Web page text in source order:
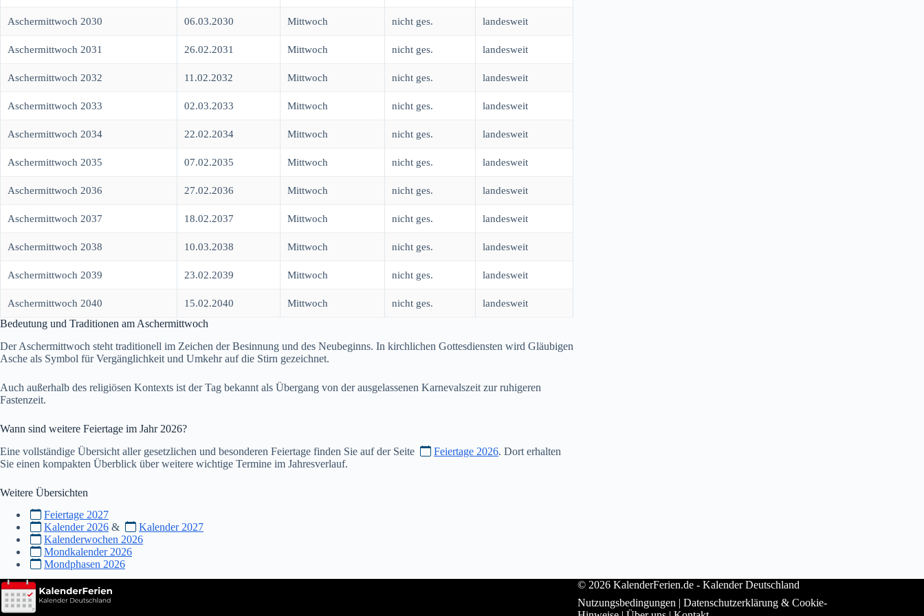
Aschermittwoch 2030 06.03.2030 Mittwoch nicht ges. landesweit
Aschermittwoch 2031 26.02.2031 Mittwoch nicht ges. landesweit
Aschermittwoch 2032 11.02.2032 Mittwoch nicht ges. landesweit
Aschermittwoch 2033 02.03.2033 Mittwoch nicht ges. landesweit
Aschermittwoch 2034 22.02.2034 Mittwoch nicht ges. landesweit
Aschermittwoch 2035 07.02.2035 Mittwoch nicht ges. landesweit
Aschermittwoch 2036 27.02.2036 Mittwoch nicht ges. landesweit
Aschermittwoch 2037 18.02.2037 Mittwoch nicht ges. landesweit
Aschermittwoch 2038 10.03.2038 Mittwoch nicht ges. landesweit
Aschermittwoch 2039 23.02.2039 Mittwoch nicht ges. landesweit
Aschermittwoch 2040 15.02.2040 Mittwoch nicht ges. landesweit
Bedeutung und Traditionen am Aschermittwoch
Der Aschermittwoch steht traditionell im Zeichen der Besinnung und des Neubeginns. In kirchlichen Gottesdiensten wird Gläubigen
Asche als Symbol für Vergänglichkeit und Umkehr auf die Stirn gezeichnet.
Auch außerhalb des religiösen Kontexts ist der Tag bekannt als Übergang von der ausgelassenen Karnevalszeit zur ruhigeren
Fastenzeit.
Wann sind weitere Feiertage im Jahr 2026?
Eine vollständige Übersicht aller gesetzlichen und besonderen Feiertage finden Sie auf der Seite
Feiertage 2026. Dort erhalten
Sie einen kompakten Überblick über weitere wichtige Termine im Jahresverlauf.
Weitere Übersichten
Feiertage 2027
Kalender 2026 &
Kalender 2027
Kalenderwochen 2026
Mondkalender 2026
Mondphasen 2026
© 2026 KalenderFerien.de - Kalender Deutschland
Nutzungsbedingungen | Datenschutzerklärung & Cookie-